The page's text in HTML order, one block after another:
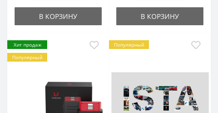
В КОРЗИНУ В КОРЗИНУ
Хит продаж
Популярный
Популярный